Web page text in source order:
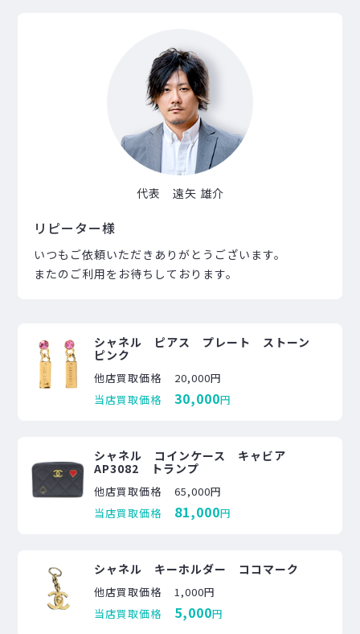
代表 遠矢 雄介
リピーター様
いつもご依頼いただきありがとうございます。
またのご利用をお待ちしております。
シャネル ピアス プレート ストーン
ピンク
他店買取価格
20,000円
当店買取価格
30,000円
シャネル コインケース キャビア
AP3082 トランプ
他店買取価格
65,000円
当店買取価格
81,000円
シャネル キーホルダー ココマーク
他店買取価格
1,000円
当店買取価格
5,000円